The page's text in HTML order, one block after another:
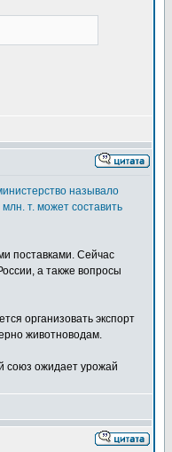
называло
т. может составить
поставками. Сейчас
а также вопросы
организовать экспорт
животноводам.
союз ожидает урожай